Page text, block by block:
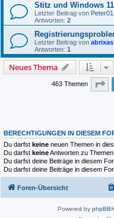
Stitz und Windows 11
Letzter Beitrag von Peter01
Antworten: 2
Letzter Beitrag von abrixas
Antworten: 1
Neues Thema
463 Themen
BERECHTIGUNGEN IN DIESEM
Du darfst keine neuen Themen in
Du darfst keineAntworten zu
Du darfst deine Beiträge in diesem
Du darfst deine Beiträge in diesem
Foren-Übersicht
Powered by phpBB